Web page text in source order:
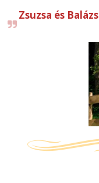
Zsuzsa és Balázs